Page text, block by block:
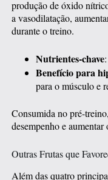
produção de óxido
a vasodilatação,
durante o treino.
Nutrientes-chave
Benefício para
para o músculo e
Consumida no pré-
desempenho e
Outras Frutas que
Além das quatro